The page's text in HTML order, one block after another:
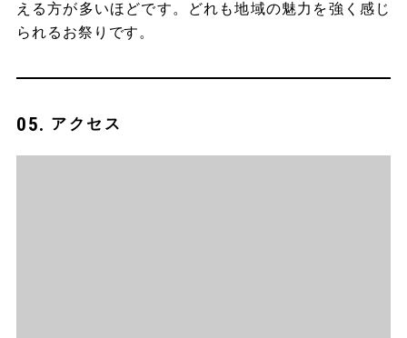
える方が多いほどです。どれも地域の魅力を強く感じ
られるお祭りです。
アクセス